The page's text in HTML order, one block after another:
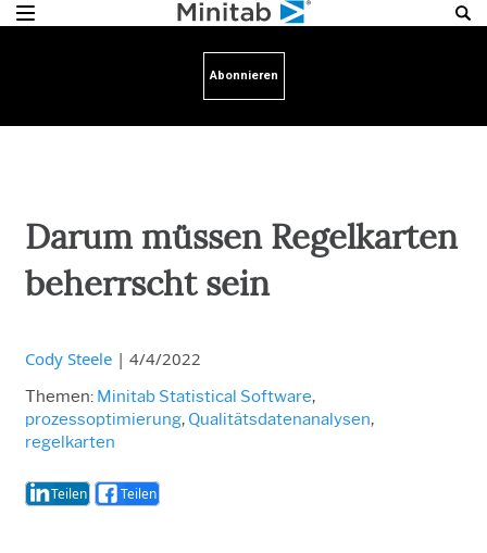
Abonnieren
Darum müssen Regelkarten
beherrscht sein
Cody Steele | 4/4/2022
Themen: Minitab Statistical Software,
prozessoptimierung, Qualitätsdatenanalysen,
regelkarten
Teilen Teilen